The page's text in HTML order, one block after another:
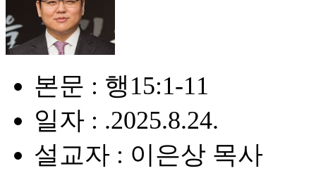
본문 : 행15:1-11
일자 : .2025.8.24.
설교자 : 이은상 목사